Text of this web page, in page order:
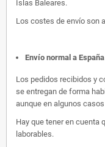
Islas Baleares.
Los costes de envío son
Envío normal a
Los pedidos recibidos y
se entregan de forma
aunque en algunos
Hay que tener en cuenta
laborables.